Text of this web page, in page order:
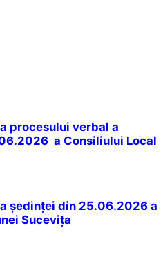
procesului verbal a
a Consiliului Local
ședinței din 25.06.2026 a
Sucevița